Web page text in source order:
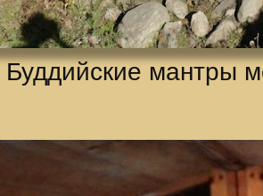
Буддийские мантры